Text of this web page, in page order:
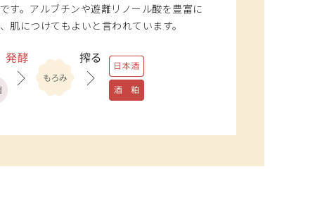
す。アルブチンや遊離リノール酸を豊富に
肌につけてもよいと言われています。